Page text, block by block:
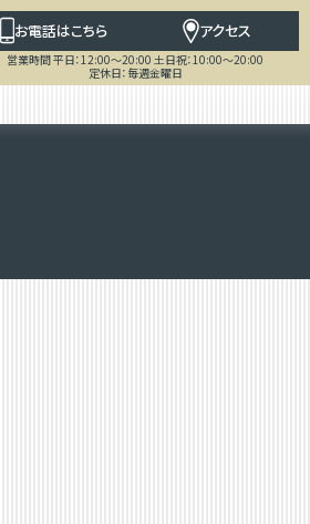
お電話はこちら アクセス
営業時間 平日：12:00～20:00 土日祝：10:00～20:00
定休日：毎週金曜日